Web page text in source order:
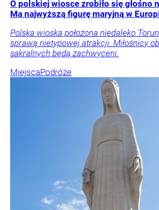
O polskiej wiosce zrobiło się głośno
Ma najwyższą figurę maryjną w
Polska wioska położona niedaleko
sprawą nietypowej atrakcji. Miłośnicy
sakralnych będą zachwyceni.
MiejscaPodróże